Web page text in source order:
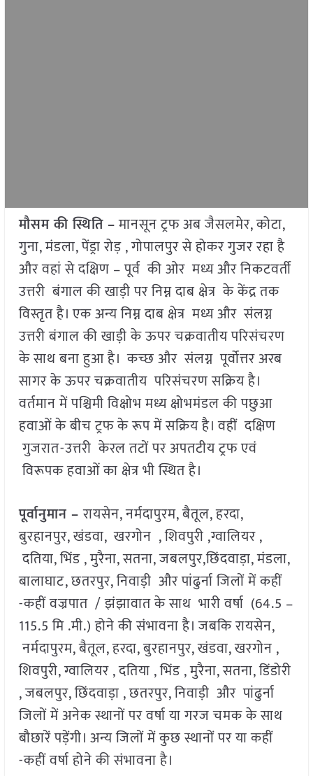
मौसम की स्थिति –मानसून ट्रफ अब जैसलमेर, कोटा,
गुना, मंडला, पेंड्रा रोड़ , गोपालपुर से होकर गुजर रहा है
और वहां से दक्षिण – पूर्व की ओर मध्य और निकटवर्ती
उत्तरी बंगाल की खाड़ी पर निम्न दाब क्षेत्र के केंद्र तक
विस्तृत है। एक अन्य निम्न दाब क्षेत्र मध्य और संलग्न
उत्तरी बंगाल की खाड़ी के ऊपर चक्रवातीय परिसंचरण
के साथ बना हुआ है। कच्छ और संलग्न पूर्वोत्तर अरब
सागर के ऊपर चक्रवातीय परिसंचरण सक्रिय है।
वर्तमान में पश्चिमी विक्षोभ मध्य क्षोभमंडल की पछुआ
हवाओं के बीच ट्रफ के रूप में सक्रिय है। वहीं दक्षिण
गुजरात-उत्तरी केरल तटों पर अपतटीय ट्रफ एवं
विरूपक हवाओं का क्षेत्र भी स्थित है।
पूर्वानुमान –रायसेन, नर्मदापुरम, बैतूल, हरदा,
बुरहानपुर, खंडवा, खरगोन , शिवपुरी ,ग्वालियर ,
दतिया, भिंड , मुरैना, सतना, जबलपुर,छिंदवाड़ा, मंडला,
बालाघाट, छतरपुर, निवाड़ी और पांढुर्ना जिलों में कहीं
-कहीं वज्रपात / झंझावात के साथ भारी वर्षा (64.5 –
115.5 मि .मी.) होने की संभावना है। जबकि रायसेन,
नर्मदापुरम, बैतूल, हरदा, बुरहानपुर, खंडवा, खरगोन ,
शिवपुरी, ग्वालियर , दतिया , भिंड , मुरैना, सतना, डिंडोरी
, जबलपुर, छिंदवाड़ा , छतरपुर, निवाड़ी और पांढुर्ना
जिलों में अनेक स्थानों पर वर्षा या गरज चमक के साथ
बौछारें पड़ेंगी। अन्य जिलों में कुछ स्थानों पर या कहीं
-कहीं वर्षा होने की संभावना है।